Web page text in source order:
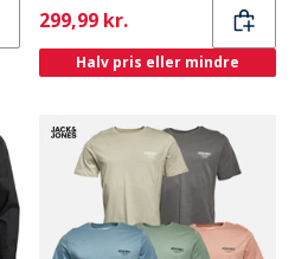
Current
299,99 kr.
Halv pris eller mindre